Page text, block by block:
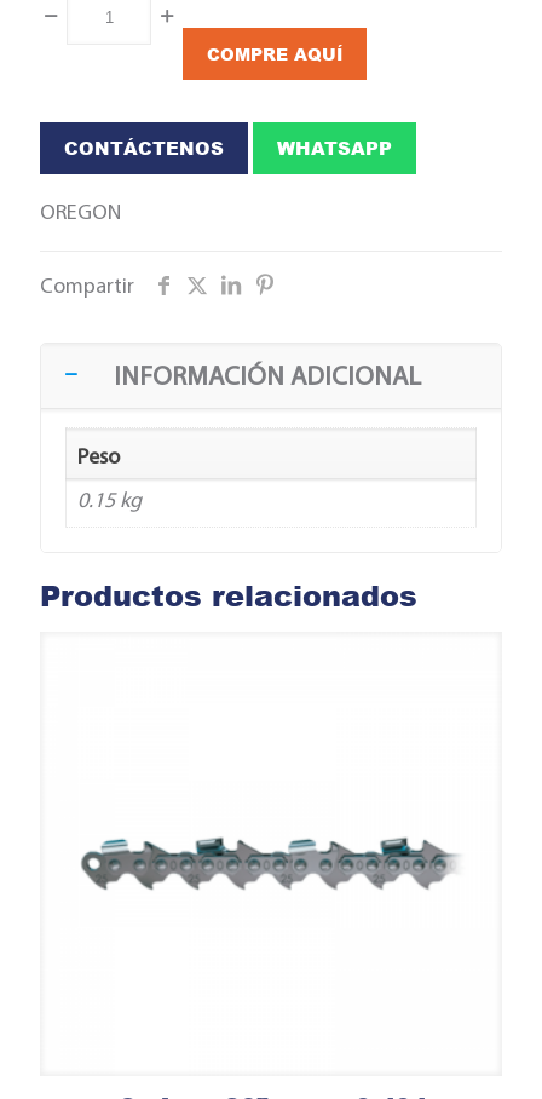
COMPRE AQUÍ
CONTÁCTENOS WHATSAPP
OREGON
Compartir
INFORMACIÓN ADICIONAL
Peso
0.15 kg
Productos relacionados